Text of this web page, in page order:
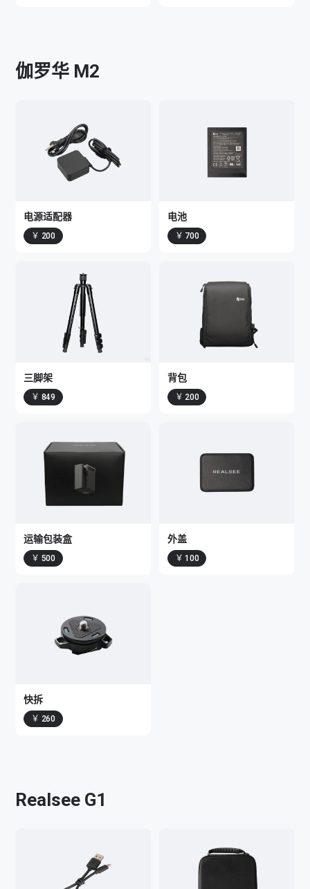
伽罗华 M2
电源适配器
￥ 200
电池
￥ 700
三脚架
￥ 849
背包
￥ 200
运输包装盒
￥ 500
外盖
￥ 100
快拆
￥ 260
Realsee G1